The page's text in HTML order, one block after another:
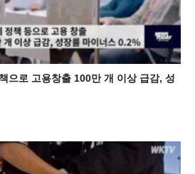
으로 고용창출 100만 개 이상 급감, 성